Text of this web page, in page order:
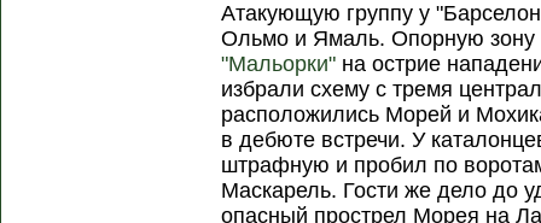
Атакующую группу у
Ольмо и Ямаль. Опорную зону
"Мальорки" на острие
избрали схему с тремя
расположились Морей и
в дебюте встречи. У
штрафную и пробил по
Маскарель. Гости же дело до
опасный прострел Морея на